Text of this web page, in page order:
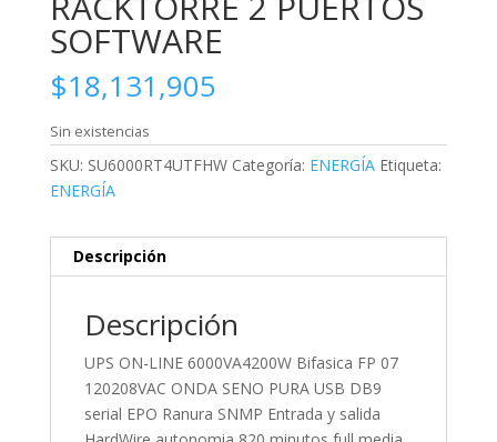
SOFTWARE
$18,131,905
Sin existencias
SKU: SU6000RT4UTFHW Categoría: ENERGÍA Etiqueta:
ENERGÍA
Descripción
Descripción
UPS ON-LINE 6000VA4200W Bifasica FP 07
120208VAC ONDA SENO PURA USB DB9
serial EPO Ranura SNMP Entrada y salida